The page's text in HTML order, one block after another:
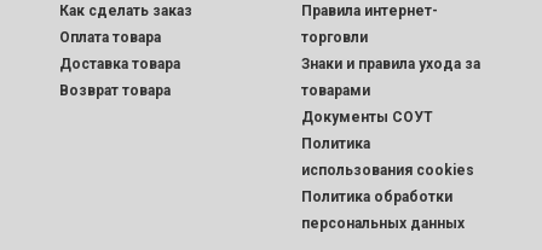
Как сделать заказ
Оплата товара
Доставка товара
Возврат товара
Правила интернет-
торговли
Знаки и правила ухода за
товарами
Документы СОУТ
Политика
использования cookies
Политика обработки
персональных данных